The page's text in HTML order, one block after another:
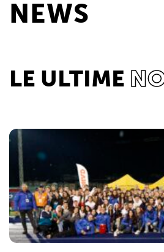
NEWS
LE ULTIME